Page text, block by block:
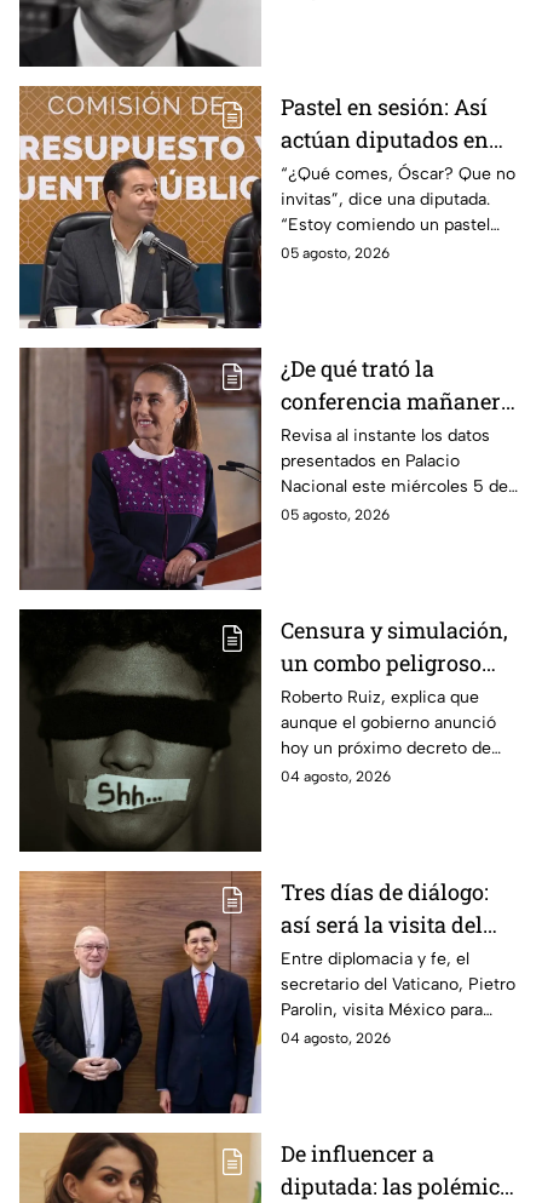
Pastel en sesión: Así
actúan diputados en
Comisión de
Presupuesto
“¿Qué comes, Óscar? Que no
invitas”, dice una diputada.
“Estoy comiendo un pastel
muy rico”, responde Óscar
05 agosto, 2026
¿De qué trató la
conferencia mañanera
este miércoles 5 de
agosto? Resumen EN
VIVO
Revisa al instante los datos
presentados en Palacio
Nacional este miércoles 5 de
agosto. Entérate de los
05 agosto, 2026
Censura y simulación,
un combo peligroso
desde el poder a la
sociedad
Roberto Ruiz, explica que
aunque el gobierno anunció
hoy un próximo decreto de
transparencia, en los hechos
04 agosto, 2026
Tres días de diálogo:
así será la visita del
secretario del Vaticano
a México
Entre diplomacia y fe, el
secretario del Vaticano, Pietro
Parolin, visita México para
reunirse con autoridades y
04 agosto, 2026
De influencer a
diputada: las polémicas